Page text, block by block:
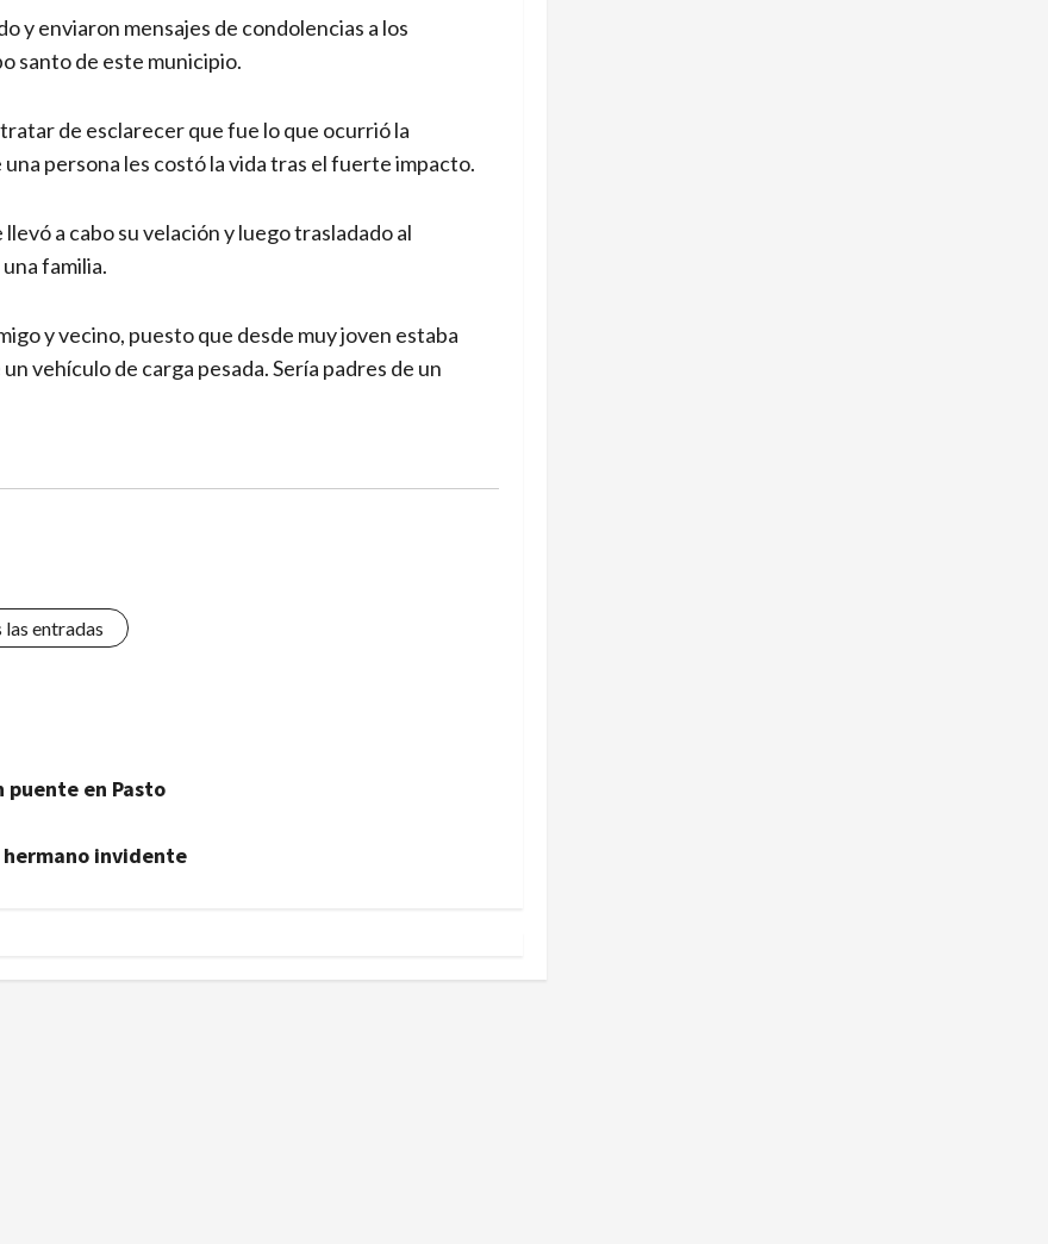
y enviaron mensajes de condolencias a los
santo de este municipio.
de esclarecer que fue lo que ocurrió la
persona les costó la vida tras el fuerte impacto.
a cabo su velación y luego trasladado al
familia.
y vecino, puesto que desde muy joven estaba
vehículo de carga pesada. Sería padres de un
entradas
puente en Pasto
hermano invidente